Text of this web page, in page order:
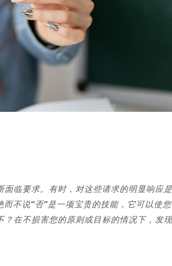
临要求。有时，对这些请求的明显响应
不说“否”是一项宝贵的技能，它可以使
在不损害您的原则或目标的情况下，发